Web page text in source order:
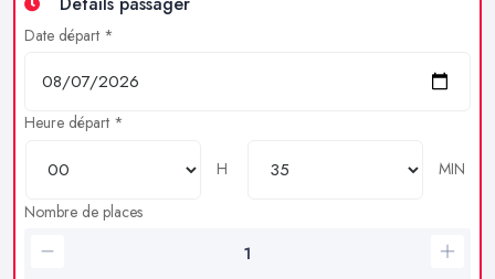
Date départ *
Heure départ *
H
MIN
Nombre de places